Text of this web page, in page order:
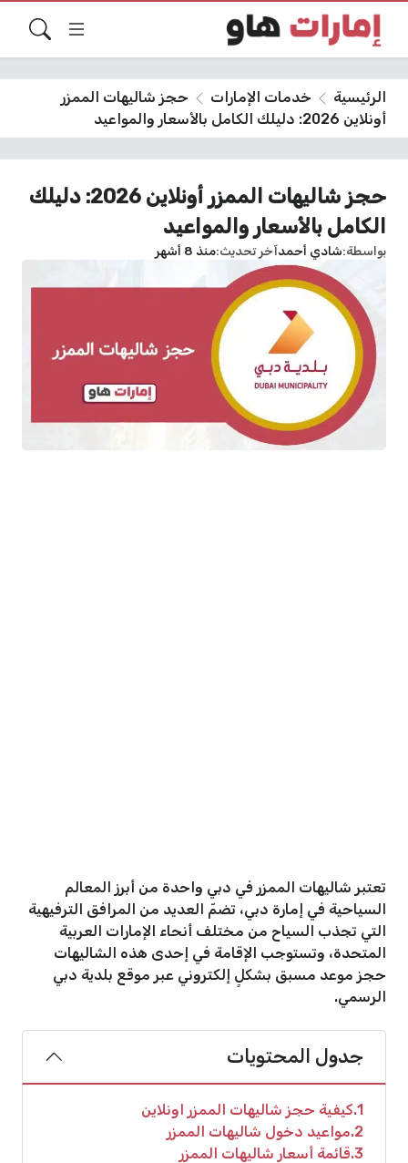
الرئيسية خدمات الإمارات
حجز شاليهات الممزر
أونلاين 2026: دليلك الكامل بالأسعار والمواعيد
حجز شاليهات الممزر أونلاين 2026: دليلك
الكامل بالأسعار والمواعيد
بواسطة شادي أحمدآخر تحديث منذ 8 أشهر
تعتبر شاليهات الممزر في دبي واحدة من أبرز المعالم
السياحية في إمارة دبي، تضمّ العديد من المرافق الترفيهية
التي تجذب السياح من مختلف أنحاء الإمارات العربية
المتحدة، وتستوجب الإقامة في إحدى هذه الشاليهات
حجز موعد مسبق بشكلٍ إلكتروني عبر موقع بلدية دبي
الرسمي.
جدول المحتويات
1 كيفية حجز شاليهات الممزر اونلاين
2 مواعيد دخول شاليهات الممزر
3 قائمة أسعار شاليهات الممزر